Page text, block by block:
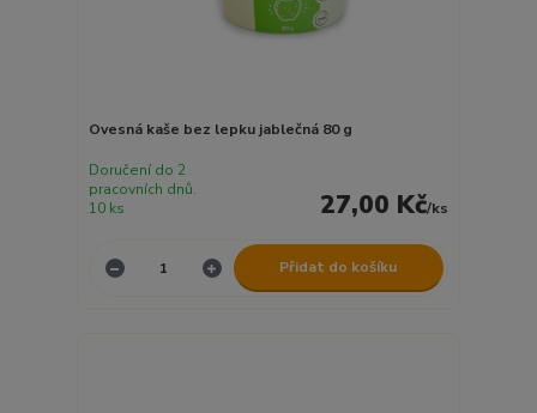
Ovesná kaše bez lepku jablečná 80 g
27,00 Kč/ks
Doručení do 2
pracovních dnů.
10 ks
Přidat do košíku